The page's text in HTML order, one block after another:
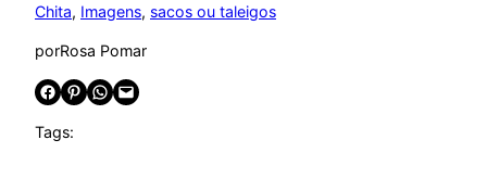
Chita, Imagens, sacos ou taleigos
porRosa Pomar
Share on Facebook Share on Pinterest Share on WhatsApp Email this Page
Tags: